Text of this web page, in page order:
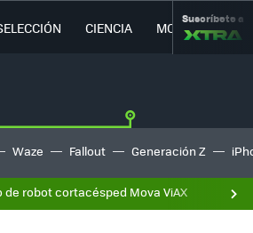
CIENCIA MOVILIDAD
Suscríbete a
Waze Fallout Generación Z
de robot cortacésped Mova ViAX